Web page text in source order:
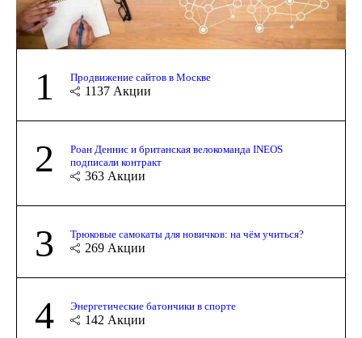
1 Продвижение сайтов в Москве
1137 Акции
2
Роан Деннис и британская велокоманда INEOS
подписали контракт
363 Акции
3 Трюковые самокаты для новичков: на чём учиться?
269 Акции
4 Энергетические батончики в спорте
142 Акции